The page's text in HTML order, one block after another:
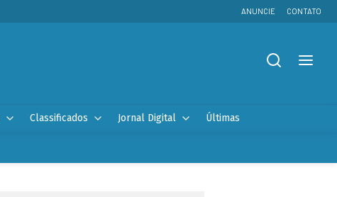
ANUNCIE CONTATO
Classificados Jornal Digital Últimas